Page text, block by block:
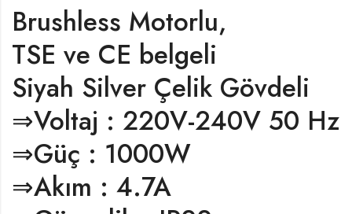
Brushless Motorlu,
TSE ve CE belgeli
Siyah Silver Çelik Gövdeli
⇒Voltaj : 220V-240V 50 Hz
⇒Güç : 1000W
⇒Akım : 4.7A